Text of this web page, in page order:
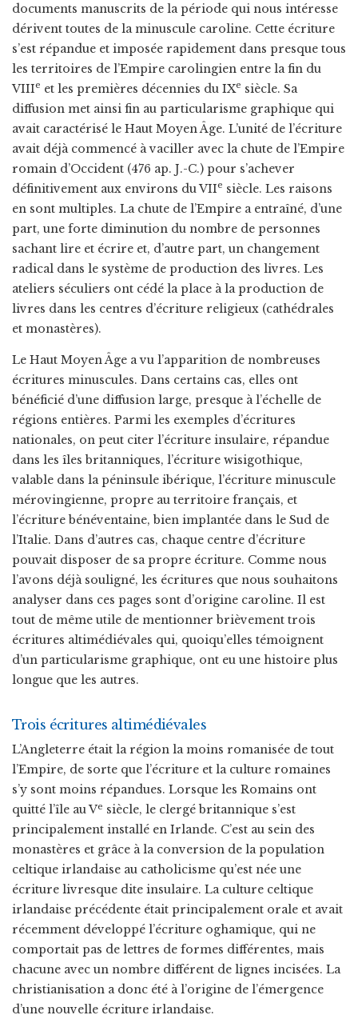
documents manuscrits de la période qui nous intéresse
dérivent toutes de la minuscule caroline. Cette écriture
s’est répandue et imposée rapidement dans presque tous
les territoires de l’Empire carolingien entre la fin du
VIIIe et les premières décennies du IXe siècle. Sa
diffusion met ainsi fin au particularisme graphique qui
avait caractérisé le Haut Moyen Âge. L’unité de l’écriture
avait déjà commencé à vaciller avec la chute de l’Empire
romain d’Occident (476 ap. J.-C.) pour s’achever
définitivement aux environs du VIIe siècle. Les raisons
en sont multiples. La chute de l’Empire a entraîné, d’une
part, une forte diminution du nombre de personnes
sachant lire et écrire et, d’autre part, un changement
radical dans le système de production des livres. Les
ateliers séculiers ont cédé la place à la production de
livres dans les centres d’écriture religieux (cathédrales
et monastères).
Le Haut Moyen Âge a vu l’apparition de nombreuses
écritures minuscules. Dans certains cas, elles ont
bénéficié d’une diffusion large, presque à l’échelle de
régions entières. Parmi les exemples d’écritures
nationales, on peut citer l’écriture insulaire, répandue
dans les îles britanniques, l’écriture wisigothique,
valable dans la péninsule ibérique, l’écriture minuscule
mérovingienne, propre au territoire français, et
l’écriture bénéventaine, bien implantée dans le Sud de
l’Italie. Dans d’autres cas, chaque centre d’écriture
pouvait disposer de sa propre écriture. Comme nous
l’avons déjà souligné, les écritures que nous souhaitons
analyser dans ces pages sont d’origine caroline. Il est
tout de même utile de mentionner brièvement trois
écritures altimédiévales qui, quoiqu’elles témoignent
d’un particularisme graphique, ont eu une histoire plus
longue que les autres.
Trois écritures altimédiévales
L’Angleterre était la région la moins romanisée de tout
l’Empire, de sorte que l’écriture et la culture romaines
s’y sont moins répandues. Lorsque les Romains ont
quitté l’île au Ve siècle, le clergé britannique s’est
principalement installé en Irlande. C’est au sein des
monastères et grâce à la conversion de la population
celtique irlandaise au catholicisme qu’est née une
écriture livresque dite insulaire. La culture celtique
irlandaise précédente était principalement orale et avait
récemment développé l’écriture oghamique, qui ne
comportait pas de lettres de formes différentes, mais
chacune avec un nombre différent de lignes incisées. La
christianisation a donc été à l’origine de l’émergence
d’une nouvelle écriture irlandaise.